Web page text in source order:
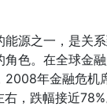
源之一，是关
色。在全球金
年金融危机
，跌幅接近